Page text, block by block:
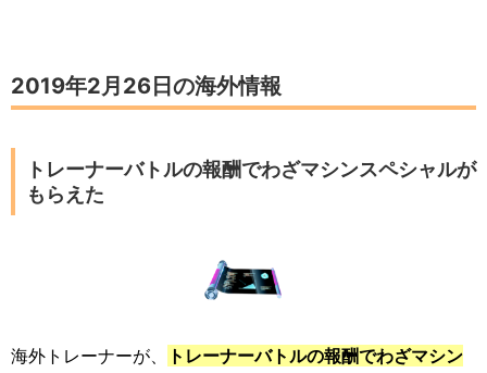
2019年2月26日の海外情報
トレーナーバトルの報酬でわざマシンスペシャルが
もらえた
海外トレーナーが、
トレーナーバトルの報酬でわざマシン